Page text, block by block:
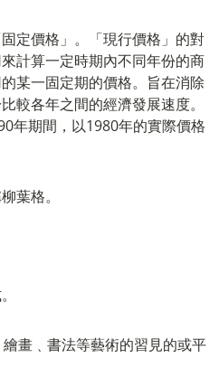
定價格」。「現行價格」的對
計算一定時期內不同年份的商
某一固定期的價格。旨在消除
較各年之間的經濟發展速度。
年期間，以1980年的實際價格
葉格。
畫﹑書法等藝術的習見的或平